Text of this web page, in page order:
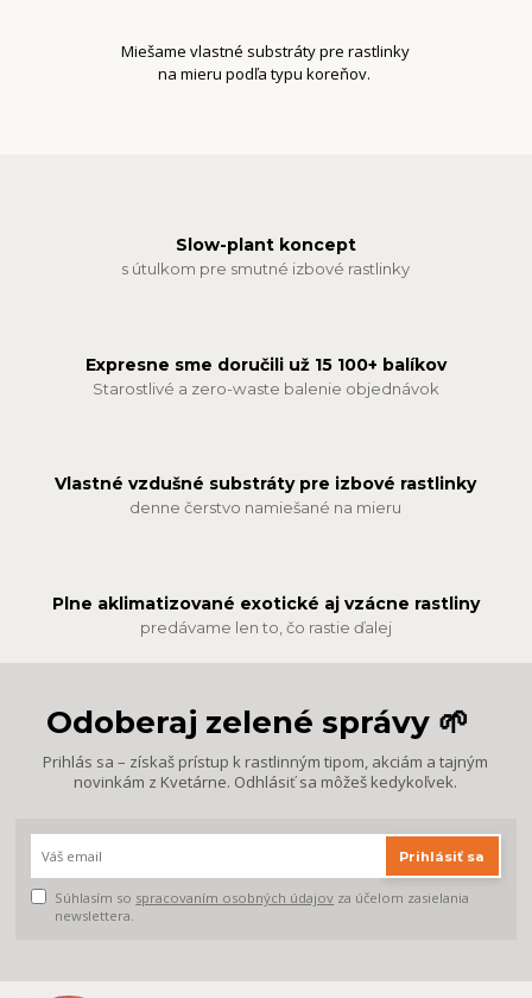
Miešame vlastné substráty pre rastlinky
na mieru podľa typu koreňov.
Slow-plant koncept
s útulkom pre smutné izbové rastlinky
Expresne sme doručili už 15 100+ balíkov
Starostlivé a zero-waste balenie objednávok
Vlastné vzdušné substráty pre izbové rastlinky
denne čerstvo namiešané na mieru
Plne aklimatizované exotické aj vzácne rastliny
predávame len to, čo rastie ďalej
Odoberaj zelené správy 🌱
Prihlás sa – získaš prístup k rastlinným tipom, akciám a tajným
novinkám z Kvetárne. Odhlásiť sa môžeš kedykoľvek.
Prihlásiť sa
Súhlasím so spracovaním osobných údajov za účelom zasielania
newslettera.